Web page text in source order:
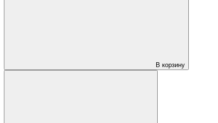
В корзину